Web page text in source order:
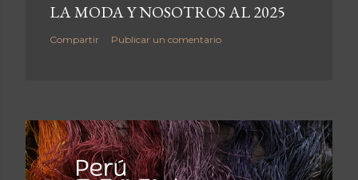
LA MODA Y NOSOTROS AL 2025
Compartir Publicar un comentario